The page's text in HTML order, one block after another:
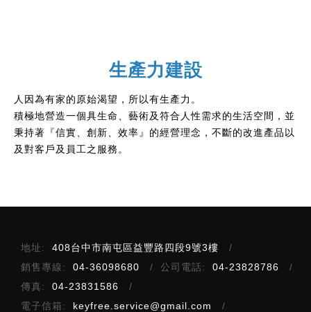
生產力建設
人因為有家的原始渴望，所以有生產力。
積極地營造一個具生命、藝術及符合人性需求的生活空間，並
秉持著『信實、創新、效率』的經營理念，不斷的改進產品以
及對客戶及員工之服務。
地址:
408台中市南屯區益豐路四段9號3樓
銷售專線:
04-36098680 公司電話:
04-23828786
傳真:
04-23831586
電子信箱:
keyfree.service@gmail.com